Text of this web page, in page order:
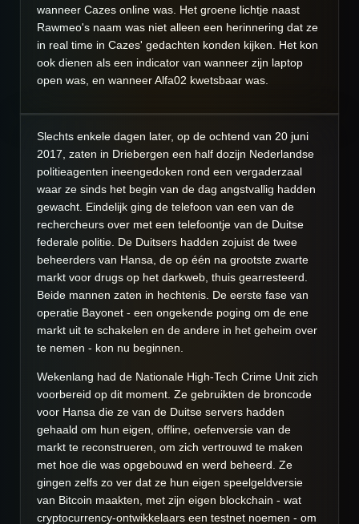
wanneer Cazes online was. Het groene lichtje naast
Rawmeo's naam was niet alleen een herinnering dat ze
in real time in Cazes' gedachten konden kijken. Het kon
ook dienen als een indicator van wanneer zijn laptop
open was, en wanneer Alfa02 kwetsbaar was.
Slechts enkele dagen later, op de ochtend van 20 juni
2017, zaten in Driebergen een half dozijn Nederlandse
politieagenten ineengedoken rond een vergaderzaal
waar ze sinds het begin van de dag angstvallig hadden
gewacht. Eindelijk ging de telefoon van een van de
rechercheurs over met een telefoontje van de Duitse
federale politie. De Duitsers hadden zojuist de twee
beheerders van Hansa, de op één na grootste zwarte
markt voor drugs op het darkweb, thuis gearresteerd.
Beide mannen zaten in hechtenis. De eerste fase van
operatie Bayonet - een ongekende poging om de ene
markt uit te schakelen en de andere in het geheim over
te nemen - kon nu beginnen.
Wekenlang had de Nationale High-Tech Crime Unit zich
voorbereid op dit moment. Ze gebruikten de broncode
voor Hansa die ze van de Duitse servers hadden
gehaald om hun eigen, offline, oefenversie van de
markt te reconstrueren, om zich vertrouwd te maken
met hoe die was opgebouwd en werd beheerd. Ze
gingen zelfs zo ver dat ze hun eigen speelgeldversie
van Bitcoin maakten, met zijn eigen blockchain - wat
cryptocurrency-ontwikkelaars een testnet noemen - om